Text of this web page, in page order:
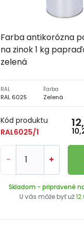
Farba antikorózna
na zinok 1 kg
zelená
RAL
RAL 6025
Farba
Zelená
Kód produktu
RAL6025/1
- +
Skladom - pripravené
U vás môže byť už